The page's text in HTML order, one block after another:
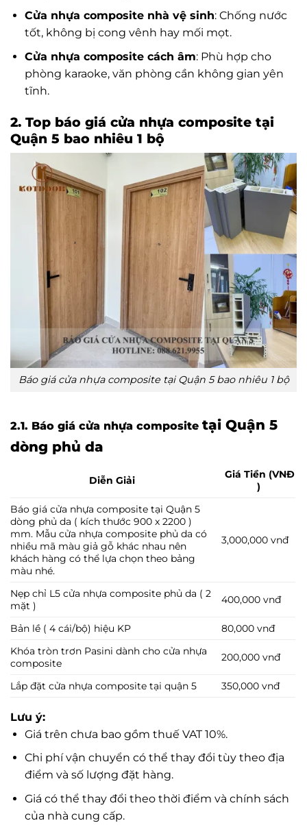
Cửa nhựa composite nhà vệ sinh: Chống nước
tốt, không bị cong vênh hay mối mọt.
Cửa nhựa composite cách âm: Phù hợp cho
phòng karaoke, văn phòng cần không gian yên
tĩnh.
2. Top báo giá cửa nhựa composite tại
Quận 5 bao nhiêu 1 bộ
Báo giá cửa nhựa composite tại Quận 5 bao nhiêu 1 bộ
2.1. Báo giá cửa nhựa composite tại Quận 5
dòng phủ da
Diễn Giải
Giá Tiền (VNĐ
)
Báo giá cửa nhựa composite tại Quận 5
dòng phủ da ( kích thước 900 x 2200 )
mm. Mẫu cửa nhựa composite phủ da có
nhiều mã màu giả gỗ khác nhau nên
khách hàng có thể lựa chọn theo bảng
màu nhé.
3,000,000 vnđ
Nẹp chỉ L5 cửa nhựa composite phủ da ( 2
mặt )
400,000 vnđ
Bản lề ( 4 cái/bộ) hiệu KP
80,000 vnđ
Khóa tròn trơn Pasini dành cho cửa nhựa
composite
200,000 vnđ
Lắp đặt cửa nhựa composite tại quận 5 350,000 vnđ
Lưu ý:
Giá trên chưa bao gồm thuế VAT 10%.
Chi phí vận chuyển có thể thay đổi tùy theo địa
điểm và số lượng đặt hàng.
Giá có thể thay đổi theo thời điểm và chính sách
của nhà cung cấp.